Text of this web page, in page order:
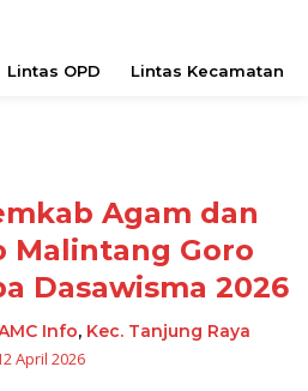
Lintas OPD Lintas Kecamatan
Agam dan
Malintang Goro
Dasawisma 2026
Info, Kec. Tanjung Raya
April 2026